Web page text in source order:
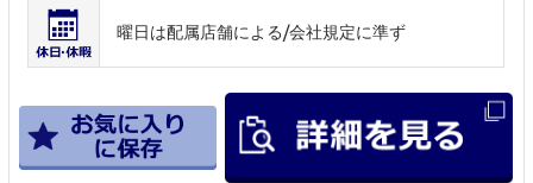
曜日は配属店舗による/会社規定に準ず